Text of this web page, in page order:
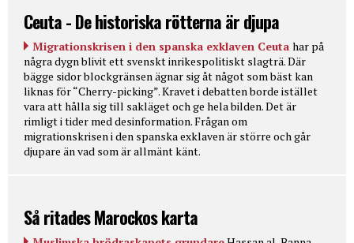
Ceuta - De historiska rötterna är djupa
Migrationskrisen i den spanska exklaven Ceuta har på
några dygn blivit ett svenskt inrikespolitiskt slagträ. Där
bägge sidor blockgränsen ägnar sig åt något som bäst kan
liknas för “Cherry-picking”. Kravet i debatten borde istället
vara att hålla sig till sakläget och ge hela bilden. Det är
rimligt i tider med desinformation. Frågan om
migrationskrisen i den spanska exklaven är större och går
djupare än vad som är allmänt känt.
Så ritades Marockos karta